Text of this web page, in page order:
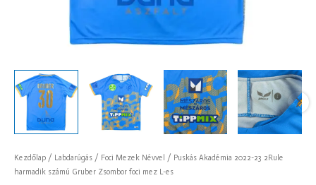
Kezdőlap / Labdarúgás / Foci Mezek Névvel / Puskás Akadémia 2022-23 2Rule
harmadik számú Gruber Zsombor foci mez L-es